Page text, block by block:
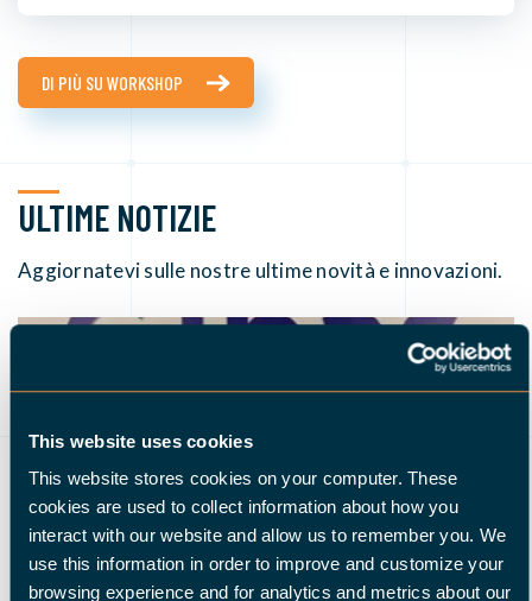
This website uses cookies
This website stores cookies on your computer. These
cookies are used to collect information about how you
interact with our website and allow us to remember you. We
use this information in order to improve and customize your
browsing experience and for analytics and metrics about our
DI PIÙ SU WORKSHOP
ULTIME NOTIZIE
Aggiornatevi sulle nostre ultime novità e innovazioni.
02 MARZO 2026